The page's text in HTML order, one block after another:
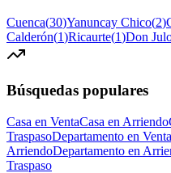
Cuenca(30)Yanuncay Chico(2)
Calderón(1)Ricaurte(1)Don
Búsquedas populares
Casa en VentaCasa en Arriendo
TraspasoDepartamento en Venta
ArriendoDepartamento en
Traspaso